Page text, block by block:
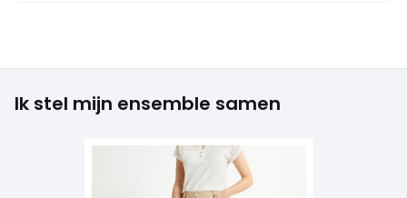
Ik stel mijn ensemble samen